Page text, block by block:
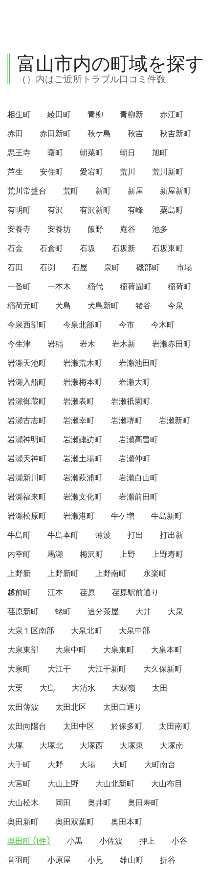
富山市内の町域を探す
（）内はご近所トラブル口コミ件数
相生町 綾田町 青柳 青柳新
赤江町
赤田
赤田新町 秋ケ島 秋吉
秋吉新町
悪王寺
曙町 朝菜町 朝日
旭町
芦生
安住町 愛宕町 荒川
荒川新町
荒川常盤台
荒町 新町 新屋
新屋新町
有明町
有沢 有沢新町 有峰
粟島町
安養寺
安養坊 飯野 庵谷
池多
石金
石倉町 石坂 石坂新
石坂東町
石田
石渕 石屋 泉町 磯部町
市場
一番町
一本木 稲代 稲荷園町
稲荷町
稲荷元町
犬島 犬島新町 猪谷
今泉
今泉西部町
今泉北部町 今市
今木町
今生津
岩稲 岩木 岩木新
岩瀬赤田町
岩瀬天池町
岩瀬荒木町
岩瀬池田町
岩瀬入船町
岩瀬梅本町
岩瀬大町
岩瀬御蔵町
岩瀬表町
岩瀬祇園町
岩瀬古志町
岩瀬幸町 岩瀬堺町
岩瀬新町
岩瀬神明町
岩瀬諏訪町
岩瀬高畠町
岩瀬天神町
岩瀬土場町
岩瀬仲町
岩瀬新川町
岩瀬萩浦町
岩瀬白山町
岩瀬福来町
岩瀬文化町
岩瀬前田町
岩瀬松原町
岩瀬港町 牛ケ増
牛島新町
牛島町
牛島本町 薄波 打出
打出新
内幸町
馬瀬 梅沢町 上野
上野寿町
上野新
上野新町 上野南町
永楽町
越前町
江本 荏原
荏原駅前通り
荏原新町
蛯町 追分茶屋 大井
大泉
大泉１区南部
大泉北町
大泉中部
大泉東部
大泉中町 大泉東町
大泉本町
大泉町
大江干 大江干新町
大久保新町
大栗
大島 大清水 大双嶺
太田
太田薄波
太田北区
太田口通り
太田向陽台
太田中区 於保多町
太田南町
大塚
大塚北 大塚西 大塚東
大塚南
大手町
大野 大場 大町
大町南台
大宮町
大山上野 大山北新町
大山布目
大山松木
岡田 奥井町
奥田寿町
奥田新町
奥田双葉町
奥田本町
奥田町 (1件)
小黒 小佐波 押上
小谷
音羽町
小原屋 小見 雄山町
折谷